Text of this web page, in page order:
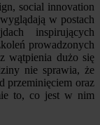
social innovation
w postach
inspirujących
prowadzonych
wątpienia dużo się
nie sprawia, że
przeminięciem oraz
to, co jest w nim